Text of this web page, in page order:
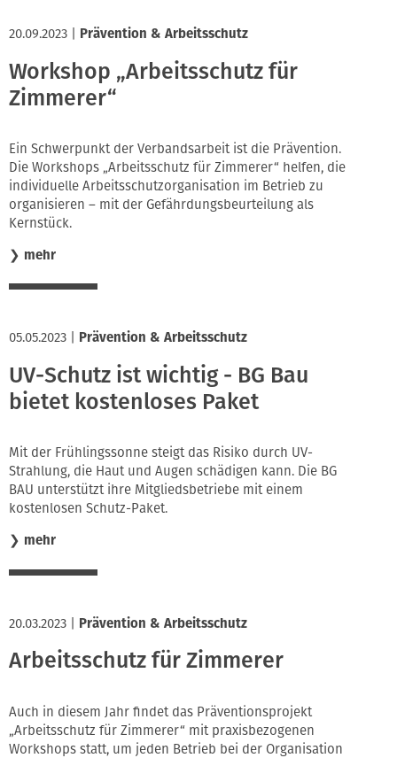
20.09.2023 Prävention & Arbeitsschutz
Workshop „Arbeitsschutz für
Zimmerer“
Ein Schwerpunkt der Verbandsarbeit ist die Prävention.
Die Workshops „Arbeitsschutz für Zimmerer“ helfen, die
individuelle Arbeitsschutzorganisation im Betrieb zu
organisieren – mit der Gefährdungsbeurteilung als
Kernstück.
❯ mehr
05.05.2023 Prävention & Arbeitsschutz
UV-Schutz ist wichtig - BG Bau
bietet kostenloses Paket
Mit der Frühlingssonne steigt das Risiko durch UV-
Strahlung, die Haut und Augen schädigen kann. Die BG
BAU unterstützt ihre Mitgliedsbetriebe mit einem
kostenlosen Schutz-Paket.
❯ mehr
20.03.2023 Prävention & Arbeitsschutz
Arbeitsschutz für Zimmerer
Auch in diesem Jahr findet das Präventionsprojekt
„Arbeitsschutz für Zimmerer“ mit praxisbezogenen
Workshops statt, um jeden Betrieb bei der Organisation